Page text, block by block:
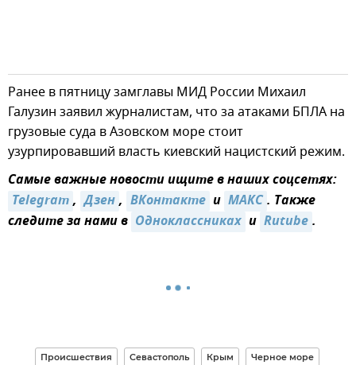
Ранее в пятницу замглавы МИД России Михаил
Галузин заявил журналистам, что за атаками БПЛА на
грузовые суда в Азовском море стоит
узурпировавший власть киевский нацистский режим.
Самые важные новости ищите в наших соцсетях:
Telegram, Дзен, ВКонтакте и MAКС. Также
следите за нами в Одноклассниках и Rutube.
Происшествия Севастополь Крым Черное море